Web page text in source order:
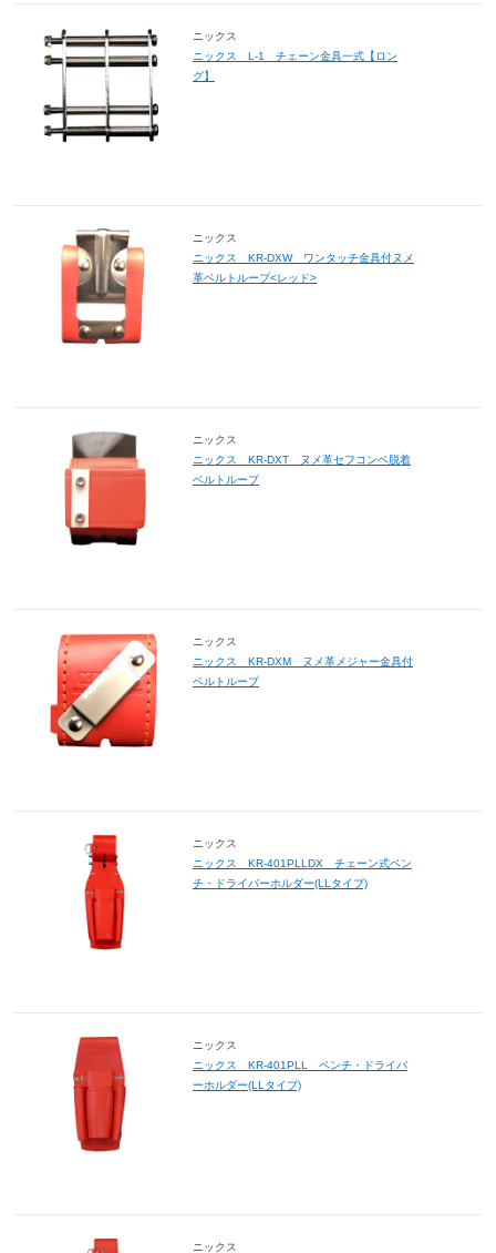
ニックス
ニックス L-1 チェーン金具一式【ロン
グ】
ニックス
ニックス KR-DXW ワンタッチ金具付ヌメ
革ベルトループ<レッド>
ニックス
ニックス KR-DXT ヌメ革セフコンベ脱着
ベルトループ
ニックス
ニックス KR-DXM ヌメ革メジャー金具付
ベルトループ
ニックス
ニックス KR-401PLLDX チェーン式ペン
チ・ドライバーホルダー(LLタイプ)
ニックス
ニックス KR-401PLL ペンチ・ドライバ
ーホルダー(LLタイプ)
ニックス